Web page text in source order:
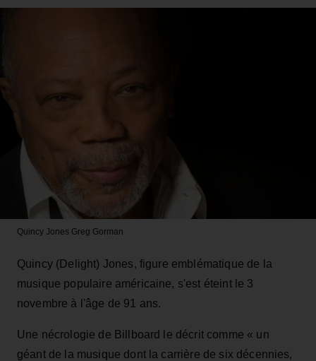
Quincy Jones Greg Gorman
Quincy (Delight) Jones, figure emblématique de la
musique populaire américaine, s'est éteint le 3
novembre à l'âge de 91 ans.
Une nécrologie de Billboard le décrit comme « un
géant de la musique dont la carrière de six décennies,